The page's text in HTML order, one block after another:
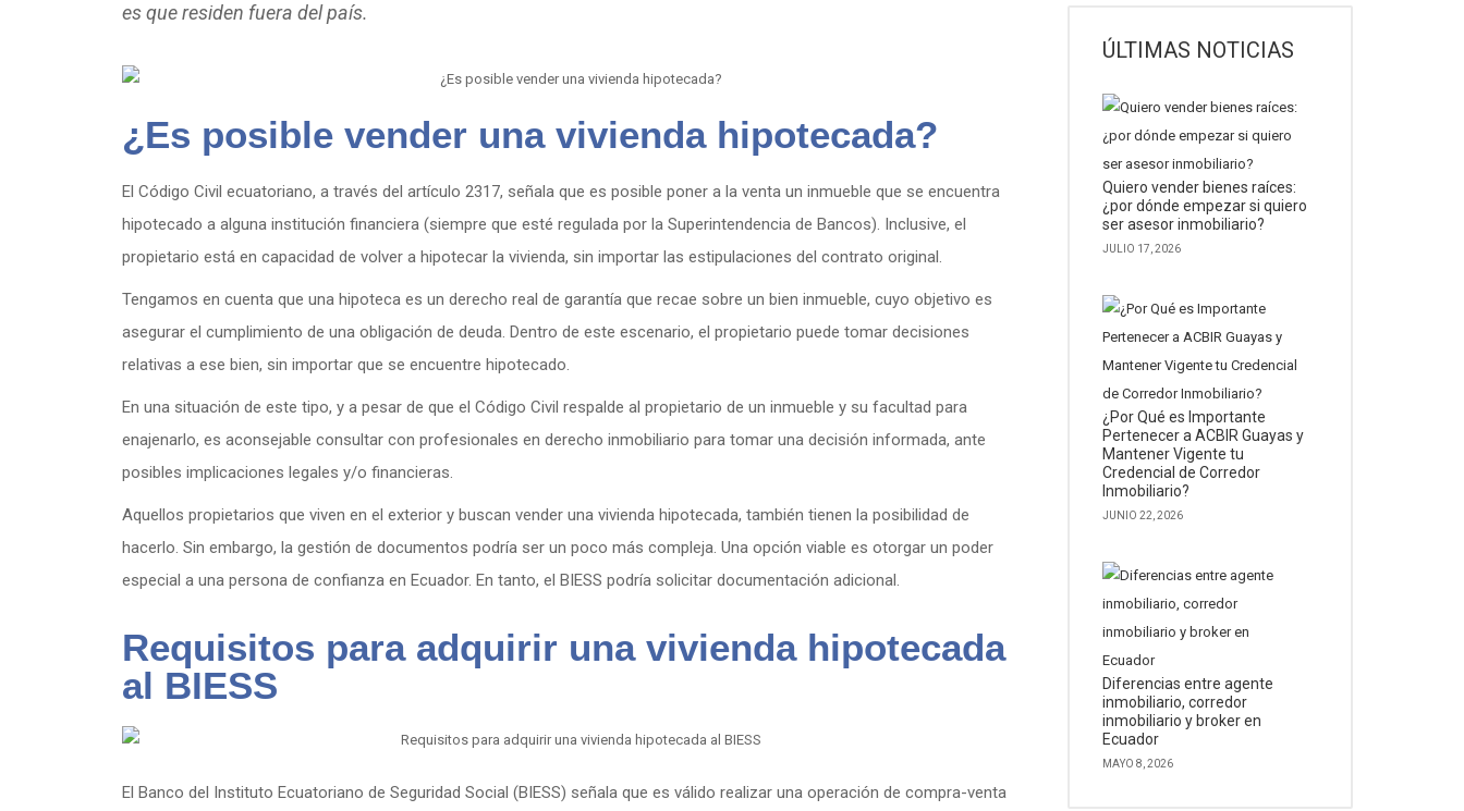
es que residen fuera del país.
¿Es posible vender una vivienda hipotecada?
El Código Civil ecuatoriano, a través del artículo 2317, señala que es posible poner a la venta un inmueble que se encuentra
hipotecado a alguna institución financiera (siempre que esté regulada por la Superintendencia de Bancos). Inclusive, el
propietario está en capacidad de volver a hipotecar la vivienda, sin importar las estipulaciones del contrato original.
Tengamos en cuenta que una hipoteca es un derecho real de garantía que recae sobre un bien inmueble, cuyo objetivo es
asegurar el cumplimiento de una obligación de deuda. Dentro de este escenario, el propietario puede tomar decisiones
relativas a ese bien, sin importar que se encuentre hipotecado.
En una situación de este tipo, y a pesar de que el Código Civil respalde al propietario de un inmueble y su facultad para
enajenarlo, es aconsejable consultar con profesionales en derecho inmobiliario para tomar una decisión informada, ante
posibles implicaciones legales y/o financieras.
Aquellos propietarios que viven en el exterior y buscan vender una vivienda hipotecada, también tienen la posibilidad de
hacerlo. Sin embargo, la gestión de documentos podría ser un poco más compleja. Una opción viable es otorgar un poder
especial a una persona de confianza en Ecuador. En tanto, el BIESS podría solicitar documentación adicional.
Requisitos para adquirir una vivienda hipotecada
al BIESS
El Banco del Instituto Ecuatoriano de Seguridad Social (BIESS) señala que es válido realizar una operación de compra-venta
ÚLTIMAS NOTICIAS
Quiero vender bienes raíces:
¿por dónde empezar si quiero
ser asesor inmobiliario?
JULIO 17, 2026
¿Por Qué es Importante
Pertenecer a ACBIR Guayas y
Mantener Vigente tu
Credencial de Corredor
Inmobiliario?
JUNIO 22, 2026
Diferencias entre agente
inmobiliario, corredor
inmobiliario y broker en
Ecuador
MAYO 8, 2026